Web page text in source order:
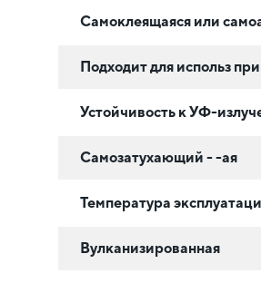
Самоклеящаяся или
Подходит для использ
Устойчивость к УФ-
Самозатухающий - -ая
Температура
Вулканизированная